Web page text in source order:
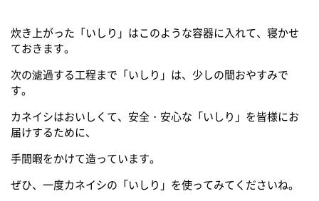
炊き上がった「いしり」はこのような容器に入れて、寝かせ
ておきます。
次の濾過する工程まで「いしり」は、少しの間おやすみで
す。
カネイシはおいしくて、安全・安心な「いしり」を皆様にお
届けするために、
手間暇をかけて造っています。
ぜひ、一度カネイシの「いしり」を使ってみてくださいね。